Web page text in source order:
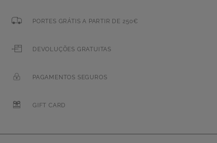
PORTES GRÁTIS A PARTIR DE 250€
DEVOLUÇÕES GRATUITAS
PAGAMENTOS SEGUROS
GIFT CARD